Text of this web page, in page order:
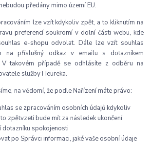
předány mimo území EU.
lze vzít kdykoliv zpět, a to kliknutím na
preferencí soukromí v dolní části webu, kde
e-shopu odvolat. Dále lze vzít souhlas
na příslušný odkaz v emailu s dotazníkem
V takovém případě se odhlásíte z odběru na
služby Heureka.
na vědomí, že podle Nařízení máte právo:
se zpracováním osobních údajů kdykoliv
zpětvzetí bude mít za následek ukončení
dotazníku spokojenosti
po Správci informaci, jaké vaše osobní údaje